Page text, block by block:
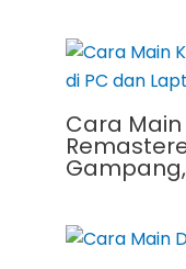
Cara Main